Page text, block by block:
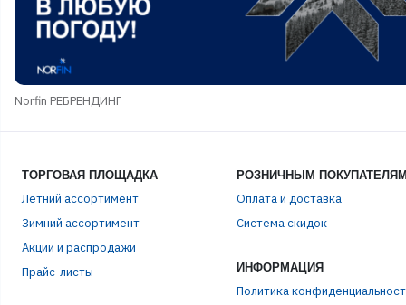
Norfin РЕБРЕНДИНГ
ТОРГОВАЯ ПЛОЩАДКА
Летний ассортимент
Зимний ассортимент
Акции и распродажи
Прайс-листы
РОЗНИЧНЫМ
Оплата и доставка
Система скидок
ИНФОРМАЦИЯ
Политика